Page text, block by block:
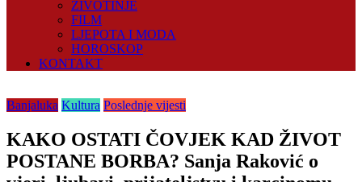
ŽIVOTINJE
FILM
LJEPOTA I MODA
HOROSKOP
KONTAKT
Banjaluka Kultura Poslednje vijesti
KAKO OSTATI ČOVJEK KAD ŽIVOT
POSTANE BORBA? Sanja Raković o